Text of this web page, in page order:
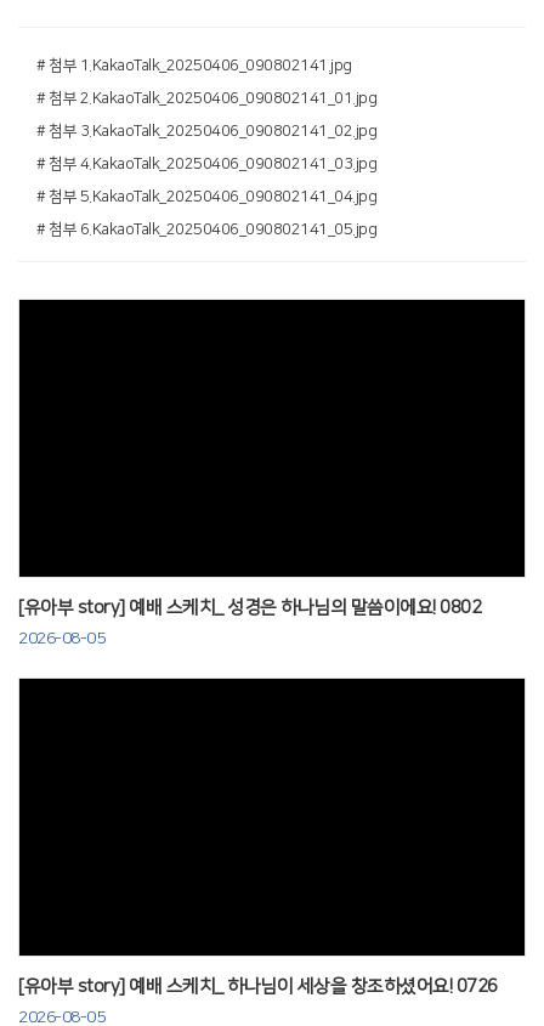
# 첨부 1.KakaoTalk_20250406_090802141.jpg
# 첨부 2.KakaoTalk_20250406_090802141_01.jpg
# 첨부 3.KakaoTalk_20250406_090802141_02.jpg
# 첨부 4.KakaoTalk_20250406_090802141_03.jpg
# 첨부 5.KakaoTalk_20250406_090802141_04.jpg
# 첨부 6.KakaoTalk_20250406_090802141_05.jpg
[유아부 story] 예배 스케치_ 성경은 하나님의 말씀이에요! 0802
2026-08-05
[유아부 story] 예배 스케치_ 하나님이 세상을 창조하셨어요! 0726
2026-08-05